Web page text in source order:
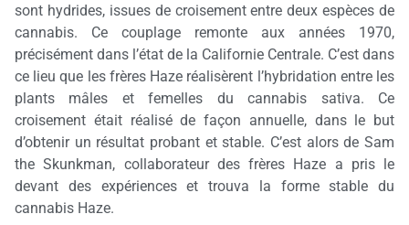
sont hydrides, issues de croisement entre deux espèces de
cannabis. Ce couplage remonte aux années 1970,
précisément dans l’état de la Californie Centrale. C’est dans
ce lieu que les frères Haze réalisèrent l’hybridation entre les
plants mâles et femelles du cannabis sativa. Ce
croisement était réalisé de façon annuelle, dans le but
d’obtenir un résultat probant et stable. C’est alors de Sam
the Skunkman, collaborateur des frères Haze a pris le
devant des expériences et trouva la forme stable du
cannabis Haze.